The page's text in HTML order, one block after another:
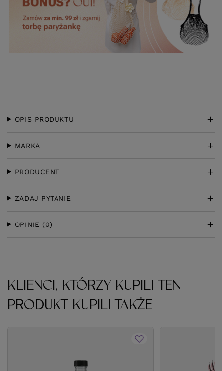
OPIS PRODUKTU
MARKA
PRODUCENT
ZADAJ PYTANIE
OPINIE (0)
KLIENCI, KTÓRZY KUPILI TEN
PRODUKT KUPILI TAKŻE